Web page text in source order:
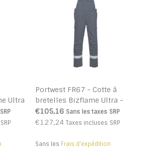
Ultra
SRP
SRP
Portwest FR67 - Cotte à
bretelles Bizflame Ultra -
Navy S - S
€105,16 Sans les taxes SRP
€127,24 Taxes incluses SRP
Sans les Frais d'expédition